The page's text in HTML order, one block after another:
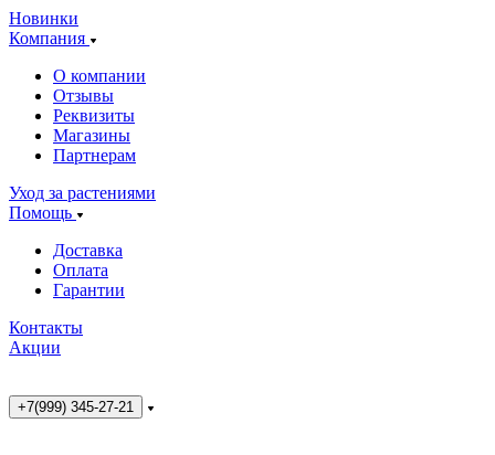
Новинки
Компания
О компании
Отзывы
Реквизиты
Магазины
Партнерам
Уход за растениями
Помощь
Доставка
Оплата
Гарантии
Контакты
Акции
+7(999) 345-27-21